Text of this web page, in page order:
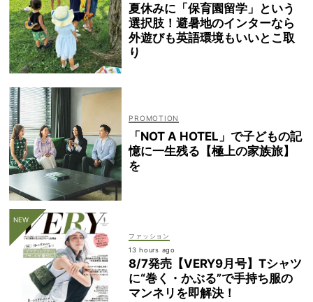
夏休みに「保育園留学」という
選択肢！避暑地のインターなら
外遊びも英語環境もいいとこ取
り
「NOT A HOTEL」で子どもの記
憶に一生残る【極上の家族旅】
を
ファッション
13 hours ago
8/7発売【VERY9月号】Tシャツ
に“巻く・かぶる”で手持ち服の
マンネリを即解決！